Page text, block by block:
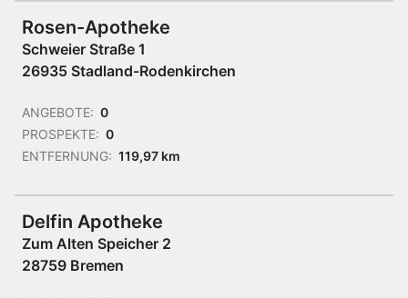
Rosen-Apotheke
Schweier Straße 1
26935 Stadland-Rodenkirchen
ANGEBOTE: 0
PROSPEKTE: 0
ENTFERNUNG: 119,97 km
Delfin Apotheke
Zum Alten Speicher 2
28759 Bremen